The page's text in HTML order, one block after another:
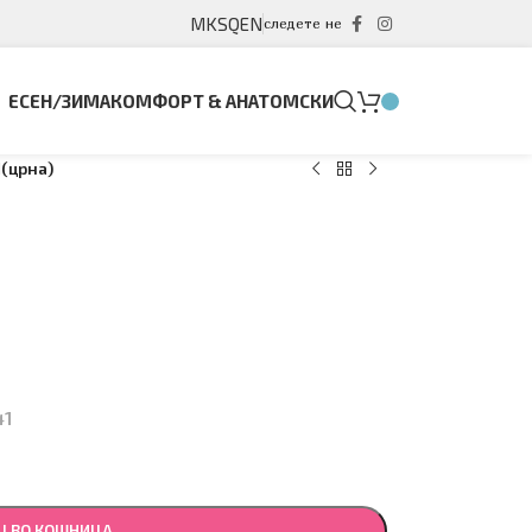
MKSQENследете не
ЕСЕН/ЗИМАКОМФОРТ & АНАТОМСКИ